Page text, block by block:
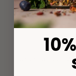
Schon ab 60€